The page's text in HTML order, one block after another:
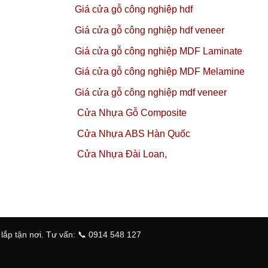
Giá cửa gỗ công nghiệp hdf
Giá cửa gỗ công nghiệp hdf veneer
Giá cửa gỗ công nghiệp MDF Laminate
Giá cửa gỗ công nghiệp MDF Melamine
Giá cửa gỗ công nghiệp mdf veneer
Cửa Nhựa Gỗ Composite
Cửa Nhựa ABS Hàn Quốc
Cửa Nhựa Đài Loan,
tận nơi. Tư vấn: 📞 0914 548 127